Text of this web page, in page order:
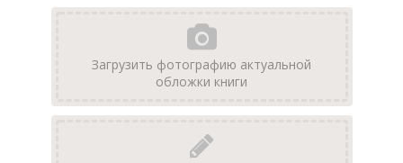
Загрузить фотографию актуальной
обложки книги